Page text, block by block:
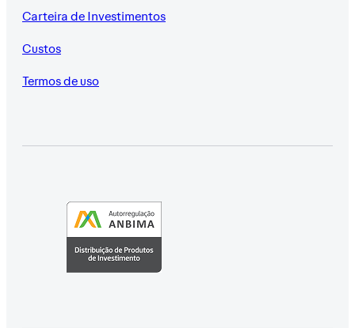
Carteira de Investimentos
Custos
Termos de uso